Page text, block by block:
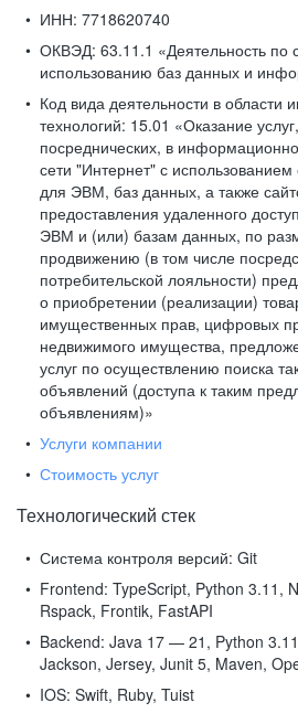
ИНН: 7718620740
ОКВЭД: 63.11.1 «Деятельность по
использованию баз данных и
Код вида деятельности в
технологий: 15.01 «Оказание
посреднических, в
сети "Интернет" с
для ЭВМ, баз данных, а также
предоставления удаленного
ЭВМ и (или) базам данных, по
продвижению (в том числе
потребительской лояльности)
о приобретении (реализации)
имущественных прав, цифровых
недвижимого имущества,
услуг по осуществлению поиска
объявлений (доступа к таким
объявлениям)»
Услуги компании
Стоимость услуг
Технологический стек
Система контроля версий: Git
Frontend: TypeScript, Python 3.11,
Rspack, Frontik, FastAPI
Backend: Java 17 — 21, Python
Jackson, Jersey, Junit 5, Maven,
IOS: Swift, Ruby, Tuist